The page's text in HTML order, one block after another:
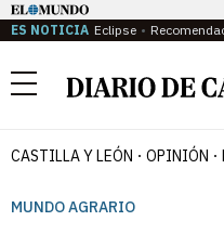
ES NOTICIA Eclipse
Menú
CASTILLA Y LEÓN OPINIÓN
MUNDO AGRARIO